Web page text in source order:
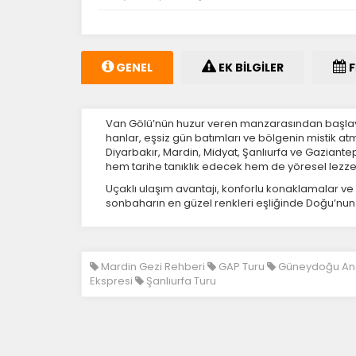
GENEL EK BİLGİLER
Van Gölü’nün huzur veren manzarasından
hanlar, eşsiz gün batımları ve bölgenin mistik
Diyarbakır, Mardin, Midyat, Şanlıurfa ve
hem tarihe tanıklık edecek hem de yöresel
Uçaklı ulaşım avantajı, konforlu konaklamalar
sonbaharın en güzel renkleri eşliğinde
Mardin Gezi Rehberi GAP Turu Güneydoğu
Ekspresi
Şanlıurfa Turu